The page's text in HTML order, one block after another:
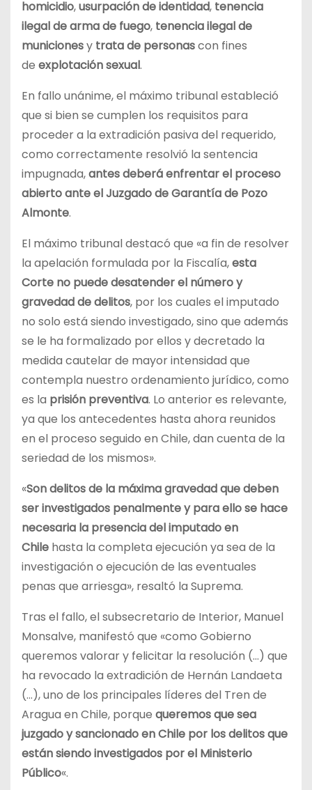
homicidio,usurpación de identidad, tenencia
ilegal de arma de fuego, tenencia ilegal de
municionesy trata de personascon fines
de explotación sexual.
En fallo unánime, el máximo tribunal estableció
que si bien se cumplen los requisitos para
proceder a la extradición pasiva del requerido,
como correctamente resolvió la sentencia
impugnada,antes deberá enfrentar el proceso
abierto ante el Juzgado de Garantía de Pozo
Almonte.
El máximo tribunal destacó que «a fin de resolver
la apelación formulada por la Fiscalía,esta
Corte no puede desatender el número y
gravedad de delitos, por los cuales el imputado
no solo está siendo investigado, sino que además
se le ha formalizado por ellos y decretado la
medida cautelar de mayor intensidad que
contempla nuestro ordenamiento jurídico, como
es la prisión preventiva. Lo anterior es relevante,
ya que los antecedentes hasta ahora reunidos
en el proceso seguido en Chile, dan cuenta de la
seriedad de los mismos».
«Son delitos de la máxima gravedad que deben
ser investigados penalmente y para ello se hace
necesaria la presencia del imputado en
Chile hasta la completa ejecución ya sea de la
investigación o ejecución de las eventuales
penas que arriesga», resaltó la Suprema.
Tras el fallo, el subsecretario de Interior, Manuel
Monsalve, manifestó que «como Gobierno
queremos valorar y felicitar la resolución (…) que
ha revocado la extradición de Hernán Landaeta
(…), uno de los principales líderes del Tren de
Aragua en Chile, porque queremos que sea
juzgado y sancionado en Chile por los delitos que
están siendo investigados por el Ministerio
Público«.